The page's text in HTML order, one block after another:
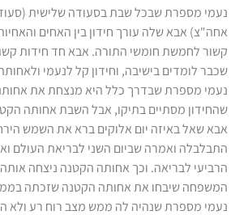
נעמי מספרת שבכל שבת בסעודה שלישית
אחה"צ) אבא שלה עורך חידון בין האחים
קשור לחמשת חומשי התורה. אבא חד חידות
שכבר לומדים בישיבה, וחידון קל לנעמי
נעמי מספרת שבדרך כלל היא מנצחת את
שהחידון מסתיים בתיקו, אבל השבת אחותה
אבא שאל באיזה יום אלוקים ברא את השמש
התבלבלה ואמרה שביום השני לבריאת העולם
הרביעי לבריאה. וכך אחותה הקטנה ניצחה אותה
המשפחה שיבחו את אחותה הקטנה שזכתה
נעמי מספרת שנהיה לה ממש מצב רוח רע